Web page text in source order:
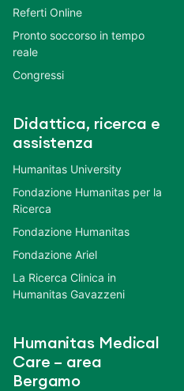
Referti Online
Pronto soccorso in tempo
reale
Congressi
Didattica, ricerca e
assistenza
Humanitas University
Fondazione Humanitas per la
Ricerca
Fondazione Humanitas
Fondazione Ariel
La Ricerca Clinica in
Humanitas Gavazzeni
Humanitas Medical
Care – area
Bergamo